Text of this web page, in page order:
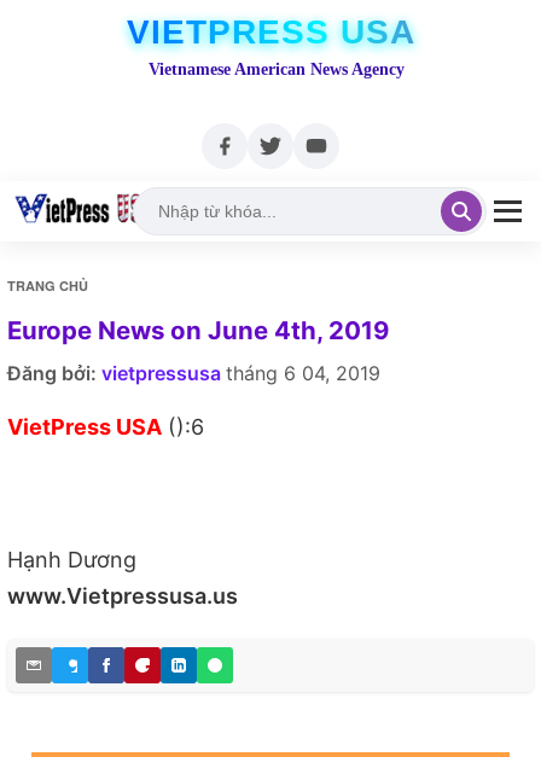
VIETPRESS USA
Vietnamese American News Agency
TRANG CHỦ
Europe News on June 4th, 2019
Đăng bởi: vietpressusa tháng 6 04, 2019
VietPress USA ():6
Hạnh Dương
www.Vietpressusa.us